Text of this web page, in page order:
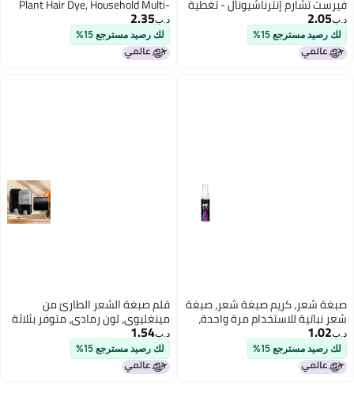
فيرست تشارم إنترناشيونال - تغطية
طبيعية لمرة واحدة للشعر الرمادي
- عصا طبية نباتية طارئة
د.ب‏2.05
لك رصيد مسترجع 15%
Plant Hair Dye, Household Multi-
Color Hair Dye with Whitening Cap,
Foaming Hair Dye, Hair Coloring
Comb, Hair Treatment Cream
د.ب‏2.35
لك رصيد مسترجع 15%
صبغة شعر، كريم صبغة شعر، صبغة
شعر نباتية للاستخدام مرة واحدة،
عامل صبغ شعر رغوي، رغوة
د.ب‏1.02
لك رصيد مسترجع 15%
قلم صبغة الشعر الطارئ من
مينغليوي، لون رمادي، متوفر بثلاثة
ألوان، قلم صبغة شعر دوار قابل
للتخلص، تغطية صحية للشعر
الرمادي
د.ب‏1.54
لك رصيد مسترجع 15%